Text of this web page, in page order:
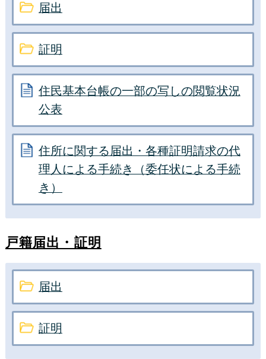
届出
証明
住民基本台帳の一部の写しの閲覧状況
公表
住所に関する届出・各種証明請求の代
理人による手続き（委任状による手続
き）
戸籍届出・証明
届出
証明